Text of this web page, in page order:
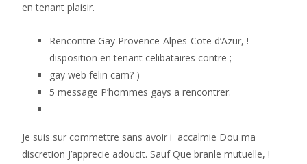
en tenant plaisir.
Rencontre Gay Provence-Alpes-Cote d’Azur, !
disposition en tenant celibataires contre ;
gay web felin cam? )
5 message P’hommes gays a rencontrer.
Je suis sur commettre sans avoir i accalmie Dou ma
discretion J’apprecie adoucit. Sauf Que branle mutuelle, !